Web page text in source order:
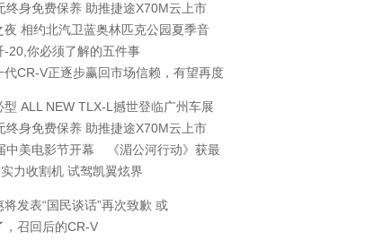
终身免费保养 助推捷途X70M云上市
夜 相约北汽卫蓝奥林匹克公园夏季音
-20,你必须了解的五件事
代CR-V正逐步赢回市场信赖，有望再度
型 ALL NEW TLX-L撼世登临广州车展
终身免费保养 助推捷途X70M云上市
中美电影节开幕 《湄公河行动》获最
实力收割机 试驾凯翼炫界
将发表“国民谈话”再次致歉 或
，召回后的CR-V